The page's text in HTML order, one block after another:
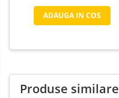
ADAUGA IN COS
Produse similare